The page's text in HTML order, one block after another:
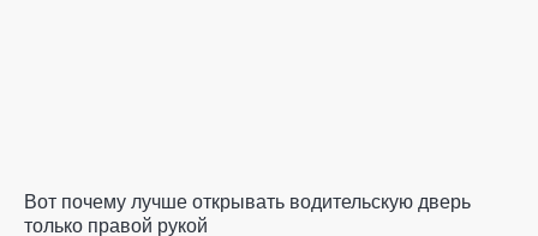
Вот почему лучше открывать водительскую дверь
только правой рукой